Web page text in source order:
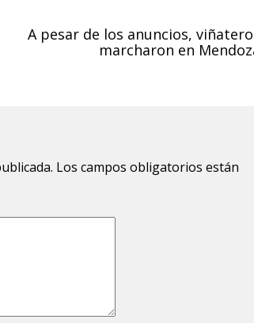
A pesar de los anuncios,
marcharon en
Los campos obligatorios están